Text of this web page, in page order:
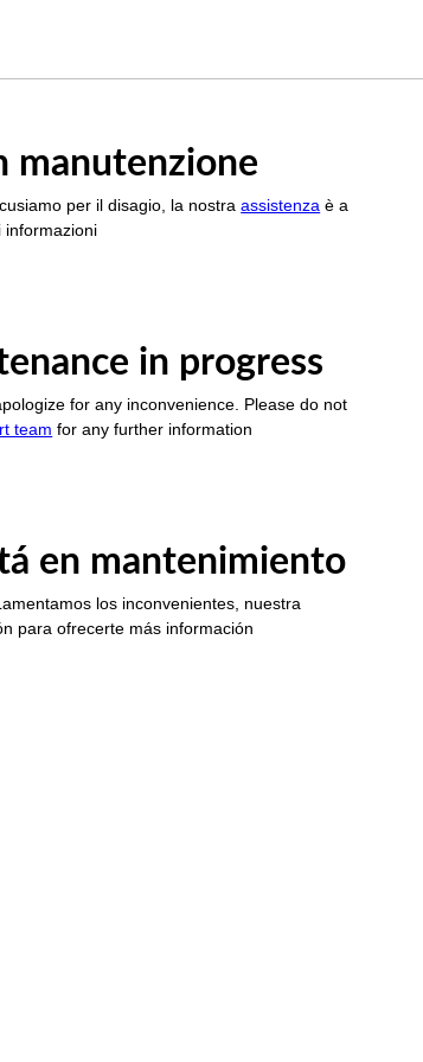
manutenzione
per il disagio, la nostraassistenza è a
informazioni
in progress
for any inconvenience. Please do not
team for any further information
en mantenimiento
los inconvenientes, nuestra
para ofrecerte más información